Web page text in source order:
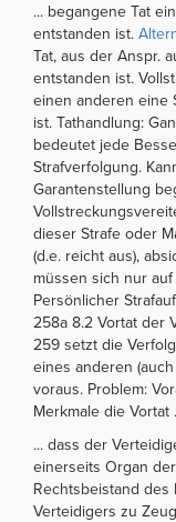
... begangene Tat
entstanden ist.
Tat, aus der Anspr.
entstanden ist.
einen anderen eine
ist. Tathandlung:
bedeutet jede
Strafverfolgung.
Garantenstellung
dieser Strafe oder
(d.e. reicht aus),
müssen sich nur
Persönlicher
258a 8.2 Vortat der
259 setzt die
eines anderen
voraus. Problem:
Merkmale die Vortat
... dass der
einerseits Organ
Rechtsbeistand des
Verteidigers zu